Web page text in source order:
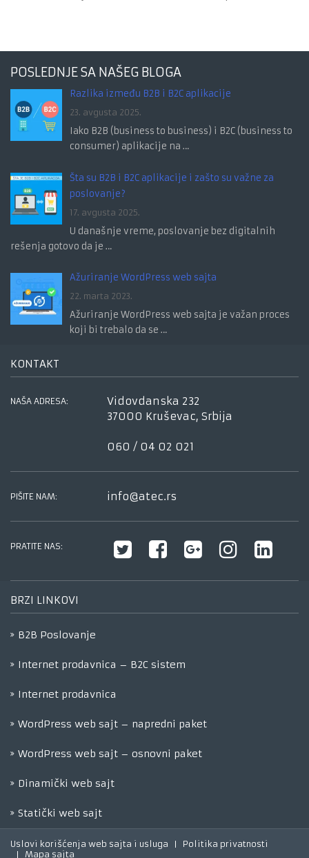
POSLEDNJE SA NAŠEG BLOGA
Razlika između B2B i B2C aplikacije
23. avgusta 2025.
Iako B2B (business to business) i B2C (business to
consumer) aplikacije na …
Šta su B2B i B2C aplikacije i zašto su važne za
poslovanje?
17. avgusta 2025.
U današnje vreme, poslovanje bez digitalnih
rešenja gotovo da je …
Ažuriranje WordPress web sajta
22. marta 2023.
Ažuriranje WordPress web sajta je važan proces
koji bi trebalo da se …
KONTAKT
NAŠA ADRESA:
Vidovdanska 232
37000 Kruševac, Srbija
060 / 04 02 021
PIŠITE NAM: info@atec.rs
PRATITE NAS:
BRZI LINKOVI
B2B Poslovanje
Internet prodavnica – B2C sistem
Internet prodavnica
WordPress web sajt – napredni paket
WordPress web sajt – osnovni paket
Dinamički web sajt
Statički web sajt
Uslovi korišćenja web sajta i usluga
Politika privatnosti
Mapa sajta